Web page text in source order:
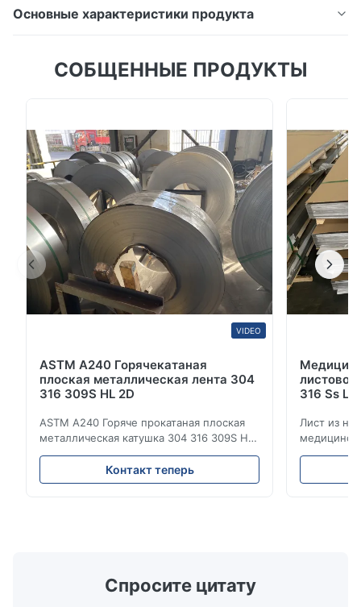
Основные характеристики продукта
сталиПищевая бесшовная труба из нержавеющей
промышленностиОбзор продуктаТрубы и трубки из
пищевой нержавеющей стали производятся из
высококачественных аустенитных марок
нержавеющей стали, вк...
СОБЩЕННЫЕ ПРОДУКТЫ
VIDEO
ASTM A240 Горячекатаная
плоская металлическая лента 304
316 309S HL 2D
ASTM A240 Горяче прокатаная плоская
металлическая катушка 304 316 309S HL
2D Горяче-холодно прокатаная катушка
из нержавеющей стали 304 316 309S 310
310S 316L 321 ASTM A240 Спецификации
Контакт теперь
316 Ss
Лист из
Цена на
Спросите цитату